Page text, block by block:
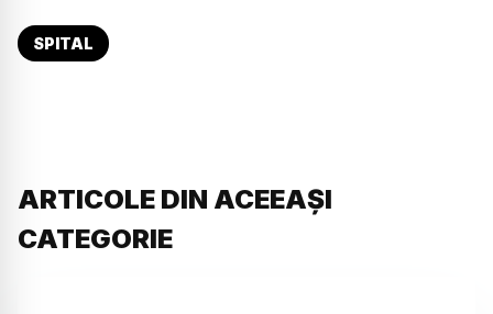
SPITAL
ARTICOLE DIN ACEEAȘI
CATEGORIE